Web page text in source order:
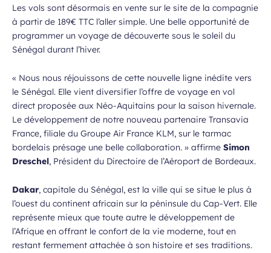
Les vols sont désormais en vente sur le site de la compagnie
à partir de 189€ TTC l’aller simple. Une belle opportunité de
programmer un voyage de découverte sous le soleil du
Sénégal durant l’hiver.
« Nous nous réjouissons de cette nouvelle ligne inédite vers
le Sénégal. Elle vient diversifier l’offre de voyage en vol
direct proposée aux Néo-Aquitains pour la saison hivernale.
Le développement de notre nouveau partenaire Transavia
France, filiale du Groupe Air France KLM, sur le tarmac
bordelais présage une belle collaboration. » affirme Simon
Dreschel, Président du Directoire de l’Aéroport de Bordeaux.
Dakar, capitale du Sénégal, est la ville qui se situe le plus à
l’ouest du continent africain sur la péninsule du Cap-Vert. Elle
représente mieux que toute autre le développement de
l’Afrique en offrant le confort de la vie moderne, tout en
restant fermement attachée à son histoire et ses traditions.